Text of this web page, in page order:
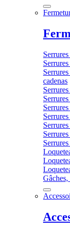
cadenas
Gâches,